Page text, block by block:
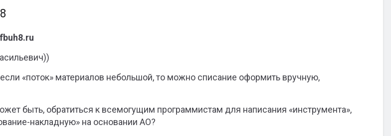
«поток» материалов небольшой, то можно списание оформить вручную,
быть, обратиться к всемогущим программистам для написания «инструмента»,
накладную» на основании АО?